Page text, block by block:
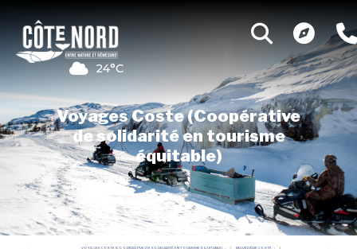
24°C
Voyages Coste (Coopérative
de solidarité en tourisme
équitable)
VOYAGES COSTE (COOPÉRATIVE DE SOLIDARITÉ EN TOURISME ÉQUITABLE) BELVÉDÈRE COSTE